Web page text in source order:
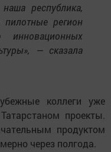
республика,
пилотные регион
— сказала
коллеги уже
проекты.
продуктом
через полгода.